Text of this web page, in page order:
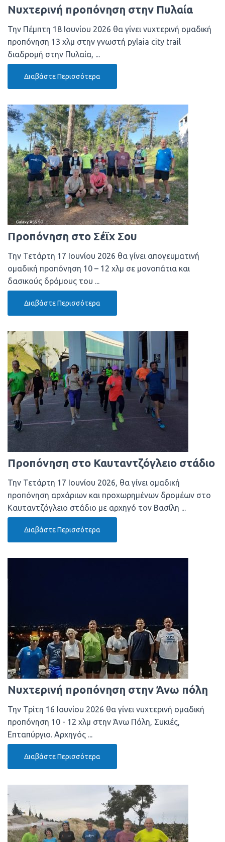
Νυχτερινή προπόνηση στην Πυλαία
Την Πέμπτη 18 Ιουνίου 2026 θα γίνει νυχτερινή ομαδική
προπόνηση 13 χλμ στην γνωστή pylaia city trail
διαδρομή στην Πυλαία, ...
Διαβάστε Περισσότερα
Προπόνηση στο Σέϊχ Σου
Την Τετάρτη 17 Ιουνίου 2026 θα γίνει απογευματινή
ομαδική προπόνηση 10 – 12 χλμ σε μονοπάτια και
δασικούς δρόμους του ...
Διαβάστε Περισσότερα
Προπόνηση στο Καυταντζόγλειο στάδιο
Την Τετάρτη 17 Ιουνίου 2026, θα γίνει ομαδική
προπόνηση αρχάριων και προχωρημένων δρομέων στο
Καυταντζόγλειο στάδιο με αρχηγό τον Βασίλη ...
Διαβάστε Περισσότερα
Νυχτερινή προπόνηση στην Άνω πόλη
Την Τρίτη 16 Ιουνίου 2026 θα γίνει νυχτερινή ομαδική
προπόνηση 10 - 12 χλμ στην Άνω Πόλη, Συκιές,
Επταπύργιο. Αρχηγός ...
Διαβάστε Περισσότερα